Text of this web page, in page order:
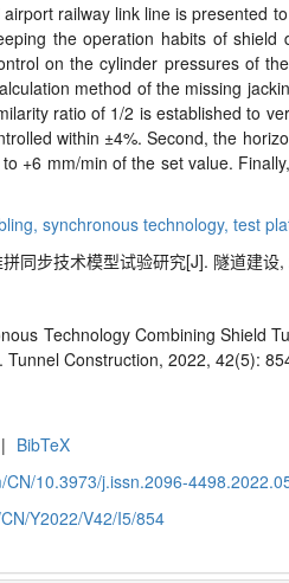
railway link line is presented
the operation habits of
on the cylinder pressures of
method of the missing
ratio of 1/2 is established to
within ±4%. Second, the
+6 mm/min of the set value.
synchronous technology, test
同步技术模型试验研究[J]. 隧道建
Technology Combining Shield
Construction, 2022, 42(5):
| BibTeX
CN/10.3973/j.issn.2096-
Y2022/V42/I5/854